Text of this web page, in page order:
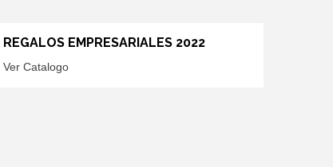
REGALOS EMPRESARIALES 2022
Ver Catalogo